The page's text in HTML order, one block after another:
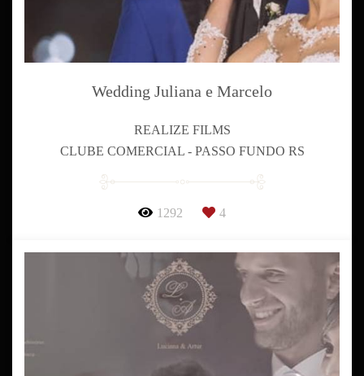
Wedding Juliana e Marcelo
REALIZE FILMS
CLUBE COMERCIAL - PASSO FUNDO RS
1292 4